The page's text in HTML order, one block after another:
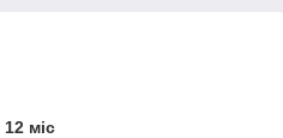
12 міс